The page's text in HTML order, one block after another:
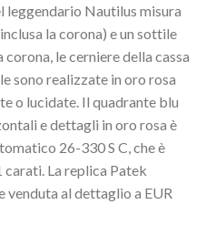
leggendario Nautilus misura
la corona) e un sottile
le cerniere della cassa
sono realizzate in oro rosa
o lucidate. Il quadrante blu
e dettagli in oro rosa è
26-330 S C, che è
La replica Patek
venduta al dettaglio a EUR